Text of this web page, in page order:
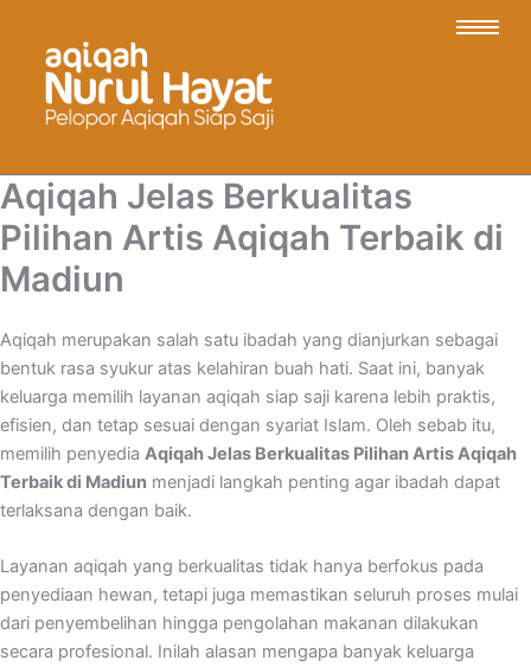
Aqiqah Jelas Berkualitas
Pilihan Artis Aqiqah Terbaik di
Madiun
Aqiqah merupakan salah satu ibadah yang dianjurkan sebagai
bentuk rasa syukur atas kelahiran buah hati. Saat ini, banyak
keluarga memilih layanan aqiqah siap saji karena lebih praktis,
efisien, dan tetap sesuai dengan syariat Islam. Oleh sebab itu,
memilih penyedia Aqiqah Jelas Berkualitas Pilihan Artis Aqiqah
Terbaik di Madiun menjadi langkah penting agar ibadah dapat
terlaksana dengan baik.
Layanan aqiqah yang berkualitas tidak hanya berfokus pada
penyediaan hewan, tetapi juga memastikan seluruh proses mulai
dari penyembelihan hingga pengolahan makanan dilakukan
secara profesional. Inilah alasan mengapa banyak keluarga